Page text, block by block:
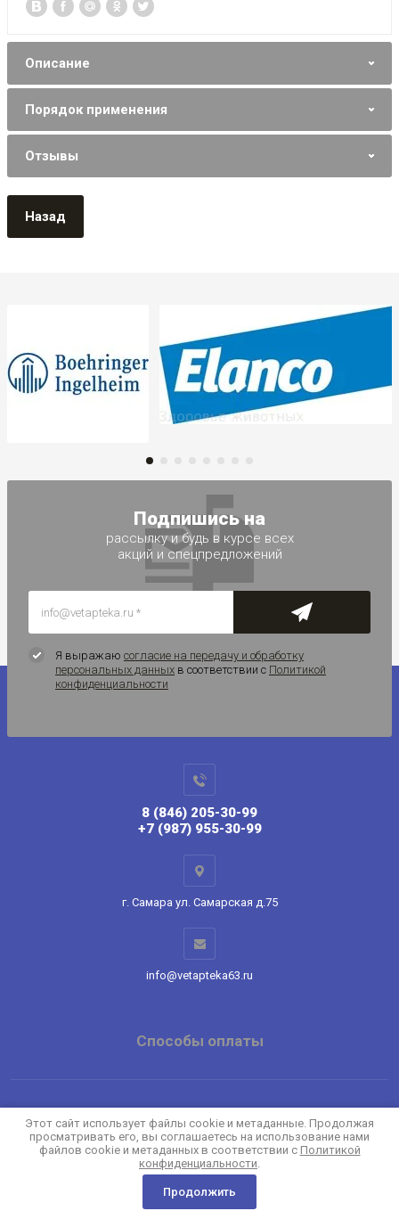
Описание
Порядок применения
Отзывы
Назад
Подпишись на
рассылку и будь в курсе всех
акций и спецпредложений
Я выражаю согласие на передачу и обработку
персональных данных в соответствии с Политикой
конфиденциальности
8 (846) 205-30-99
+7 (987) 955-30-99
г. Самара ул. Самарская д.75
info@vetapteka63.ru
Способы оплаты
Copyright © 2022 - 2026
Политика конфиденциальности
Этот сайт использует файлы cookie и метаданные. Продолжая
просматривать его, вы соглашаетесь на использование нами
файлов cookie и метаданных в соответствии с Политикой
конфиденциальности.
Продолжить